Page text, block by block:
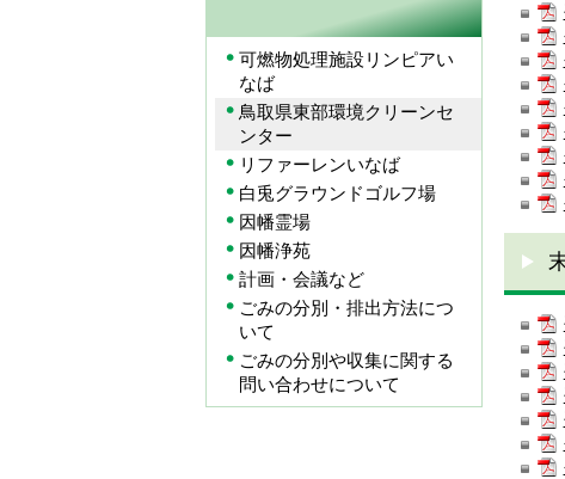
可燃物処理施設リンピアい
なば
鳥取県東部環境クリーンセ
ンター
リファーレンいなば
白兎グラウンドゴルフ場
因幡霊場
因幡浄苑
計画・会議など
ごみの分別・排出方法につ
いて
ごみの分別や収集に関する
問い合わせについて